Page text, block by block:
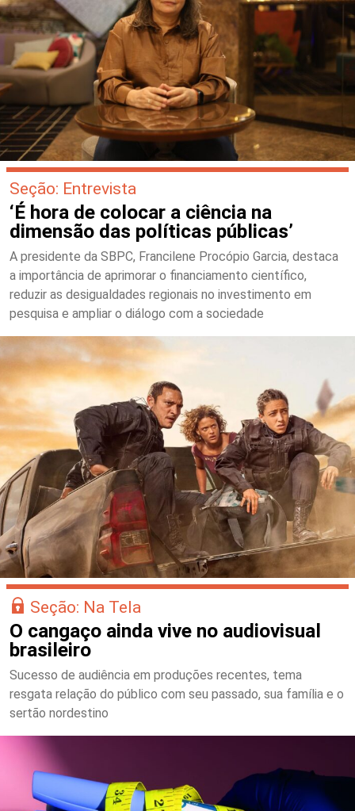
Seção: Entrevista
‘É hora de colocar a ciência na
dimensão das políticas públicas’
A presidente da SBPC, Francilene Procópio Garcia, destaca
a importância de aprimorar o financiamento científico,
reduzir as desigualdades regionais no investimento em
pesquisa e ampliar o diálogo com a sociedade
Seção: Na Tela
O cangaço ainda vive no audiovisual
brasileiro
Sucesso de audiência em produções recentes, tema
resgata relação do público com seu passado, sua família e o
sertão nordestino